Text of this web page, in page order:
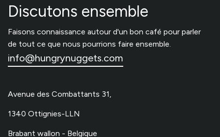
Discutons ensemble
Faisons connaissance autour d'un bon café pour parler
de tout ce que nous pourrions faire ensemble.
info@hungrynuggets.com
Avenue des Combattants 31,
1340 Ottignies-LLN
Brabant wallon - Belgique